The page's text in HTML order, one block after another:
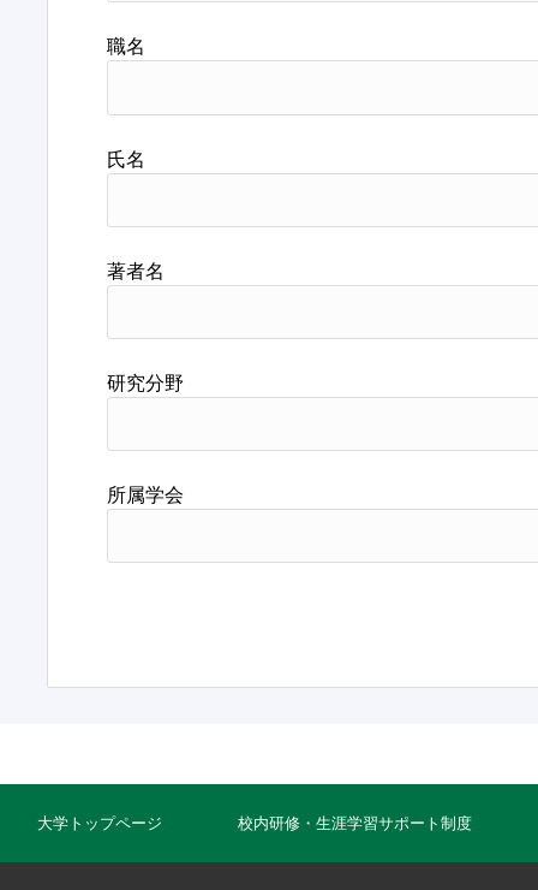
職名
氏名
著者名
研究分野
所属学会
大学トップページ 校内研修・生涯学習サポート制度